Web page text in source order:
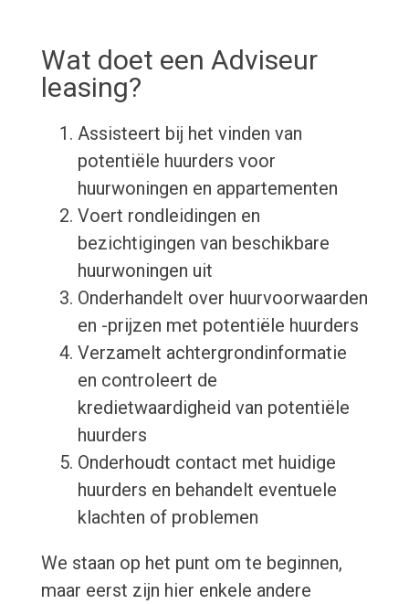
Wat doet een Adviseur
leasing?
Assisteert bij het vinden van
potentiële huurders voor
huurwoningen en appartementen
Voert rondleidingen en
bezichtigingen van beschikbare
huurwoningen uit
Onderhandelt over huurvoorwaarden
en -prijzen met potentiële huurders
Verzamelt achtergrondinformatie
en controleert de
kredietwaardigheid van potentiële
huurders
Onderhoudt contact met huidige
huurders en behandelt eventuele
klachten of problemen
We staan op het punt om te beginnen,
maar eerst zijn hier enkele andere